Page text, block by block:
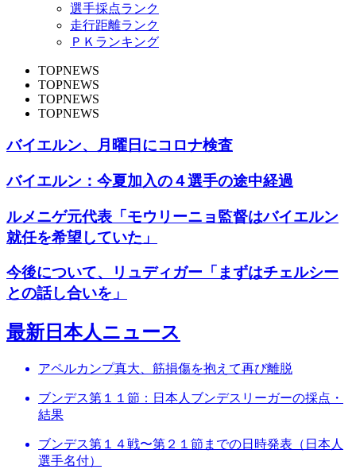
選手採点ランク
走行距離ランク
ＰＫランキング
TOPNEWS
TOPNEWS
TOPNEWS
TOPNEWS
バイエルン、月曜日にコロナ検査
バイエルン：今夏加入の４選手の途中経過
ルメニゲ元代表「モウリーニョ監督はバイエルン
就任を希望していた」
今後について、リュディガー「まずはチェルシー
との話し合いを」
最新日本人ニュース
アペルカンプ真大、筋損傷を抱えて再び離脱
ブンデス第１１節：日本人ブンデスリーガーの採点・
結果
ブンデス第１４戦〜第２１節までの日時発表（日本人
選手名付）